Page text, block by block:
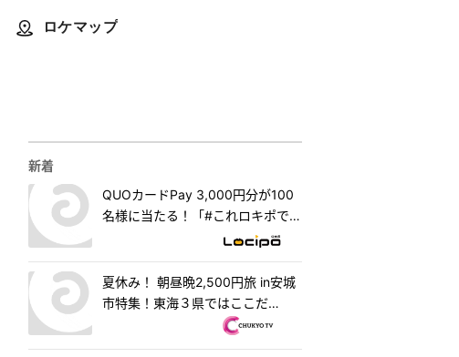
ロケマップ
新着
QUOカードPay 3,000円分が100
名様に当たる！「#これロキポで見
れるよ」キャンペーン
夏休み！ 朝昼晩2,500円旅 in安城
市特集！東海３県ではここだ
け！？「はなまるうどん×吉野家